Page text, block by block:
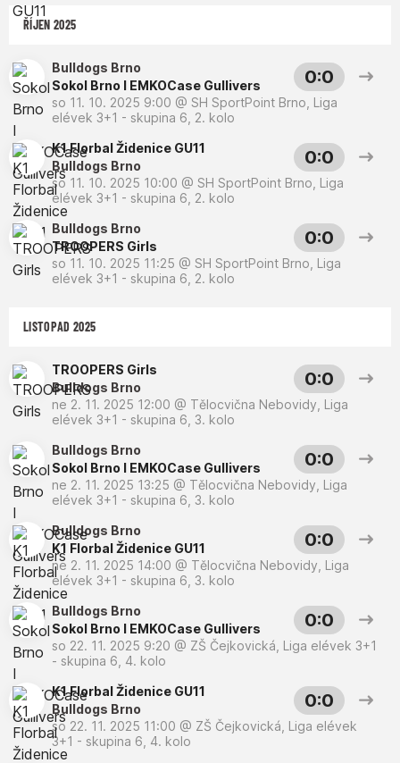
ŘÍJEN 2025
Bulldogs Brno
Sokol Brno I EMKOCase Gullivers
0:0
so 11. 10. 2025 9:00 @ SH SportPoint Brno Liga
elévek 3+1 - skupina 6, 2. kolo
K1 Florbal Židenice GU11
Bulldogs Brno
0:0
so 11. 10. 2025 10:00 @ SH SportPoint Brno Liga
elévek 3+1 - skupina 6, 2. kolo
Bulldogs Brno
TROOPERS Girls
0:0
so 11. 10. 2025 11:25 @ SH SportPoint Brno Liga
elévek 3+1 - skupina 6, 2. kolo
LISTOPAD 2025
TROOPERS Girls
Bulldogs Brno
0:0
ne 2. 11. 2025 12:00 @ Tělocvična Nebovidy Liga
elévek 3+1 - skupina 6, 3. kolo
Bulldogs Brno
Sokol Brno I EMKOCase Gullivers
0:0
ne 2. 11. 2025 13:25 @ Tělocvična Nebovidy Liga
elévek 3+1 - skupina 6, 3. kolo
Bulldogs Brno
K1 Florbal Židenice GU11
0:0
ne 2. 11. 2025 14:00 @ Tělocvična Nebovidy Liga
elévek 3+1 - skupina 6, 3. kolo
Bulldogs Brno
Sokol Brno I EMKOCase Gullivers
0:0
so 22. 11. 2025 9:20 @ ZŠ Čejkovická Liga elévek 3+1
- skupina 6, 4. kolo
K1 Florbal Židenice GU11
Bulldogs Brno
0:0
so 22. 11. 2025 11:00 @ ZŠ Čejkovická Liga elévek
3+1 - skupina 6, 4. kolo